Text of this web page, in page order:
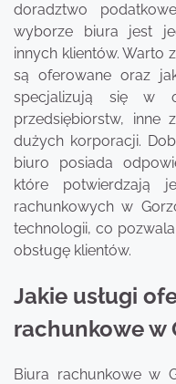
doradztwo
wyborze biura jest
innych klientów. Warto
są oferowane oraz
specjalizują się w
przedsiębiorstw,
dużych korporacji.
biuro posiada
które potwierdzają
rachunkowych w
technologii, co
obsługę klientów.
Jakie usługi
rachunkowe w
Biura rachunkowe w